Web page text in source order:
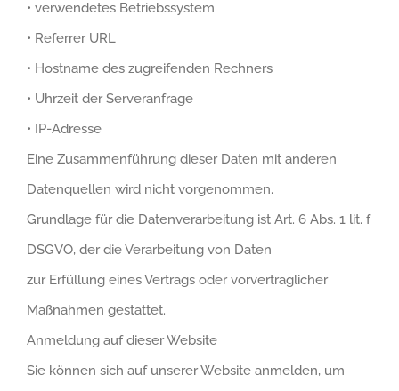
• verwendetes Betriebssystem
• Referrer URL
• Hostname des zugreifenden Rechners
• Uhrzeit der Serveranfrage
• IP-Adresse
Eine Zusammenführung dieser Daten mit anderen
Datenquellen wird nicht vorgenommen.
Grundlage für die Datenverarbeitung ist Art. 6 Abs. 1 lit. f
DSGVO, der die Verarbeitung von Daten
zur Erfüllung eines Vertrags oder vorvertraglicher
Maßnahmen gestattet.
Anmeldung auf dieser Website
Sie können sich auf unserer Website anmelden, um